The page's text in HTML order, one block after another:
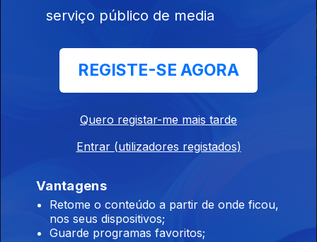
Porta Pró Milhão Voz de Cama The Daily
Instale a aplicação
serviço público de media
REGISTE-SE AGORA
Quero registar-me mais tarde
Entrar (utilizadores registados)
Vantagens
Retome o conteúdo a partir de onde ficou,
nos seus dispositivos;
Guarde programas favoritos;